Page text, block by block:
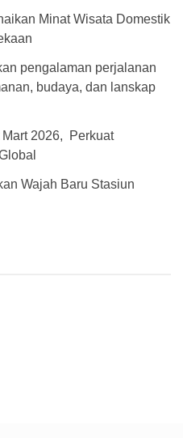
Minat Wisata Domestik
pengalaman perjalanan
budaya, dan lanskap
Mart 2026, Perkuat
Wajah Baru Stasiun